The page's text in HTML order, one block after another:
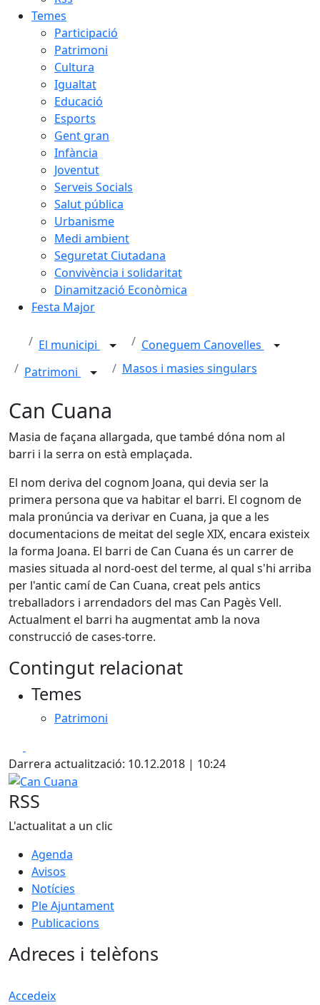
Temes
Participació
Patrimoni
Cultura
Igualtat
Educació
Esports
Gent gran
Infància
Joventut
Serveis Socials
Salut pública
Urbanisme
Medi ambient
Seguretat Ciutadana
Convivència i solidaritat
Dinamització Econòmica
Festa Major
El municipi
Coneguem Canovelles
Patrimoni
Masos i masies singulars
Can Cuana
Masia de façana allargada, que també dóna nom al
barri i la serra on està emplaçada.
El nom deriva del cognom Joana, qui devia ser la
primera persona que va habitar el barri. El cognom de
mala pronúncia va derivar en Cuana, ja que a les
documentacions de meitat del segle XIX, encara existeix
la forma Joana. El barri de Can Cuana és un carrer de
masies situada al nord-oest del terme, al qual s'hi arriba
per l'antic camí de Can Cuana, creat pels antics
treballadors i arrendadors del mas Can Pagès Vell.
Actualment el barri ha augmentat amb la nova
construcció de cases-torre.
Contingut relacionat
Temes
Patrimoni
Darrera actualització: 10.12.2018 | 10:24
Can Cuana
RSS
L'actualitat a un clic
Agenda
Avisos
Notícies
Ple Ajuntament
Publicacions
Adreces i telèfons
Accedeix